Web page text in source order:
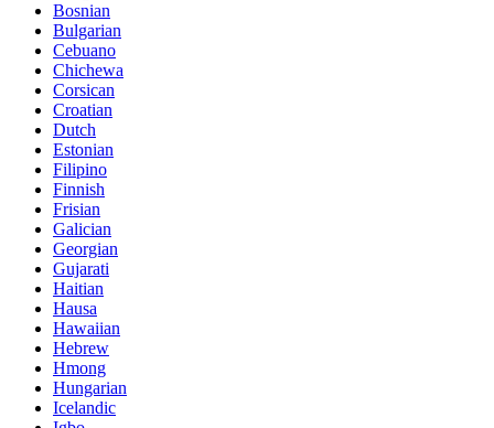
Bosnian
Bulgarian
Cebuano
Chichewa
Corsican
Croatian
Dutch
Estonian
Filipino
Finnish
Frisian
Galician
Georgian
Gujarati
Haitian
Hausa
Hawaiian
Hebrew
Hmong
Hungarian
Icelandic